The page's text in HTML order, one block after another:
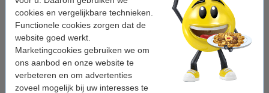
cookies en vergelijkbare technieken.
Functionele cookies zorgen dat de
website goed werkt.
Marketingcookies gebruiken we om
ons aanbod en onze website te
verbeteren en om advertenties
zoveel mogelijk bij uw interesses te
€ 61,50
Tip
Wij adviseren u om deze tape i.p.v. het originele tape te nemen.
Let op: niet geschikt voor de Brother PT-D200, PT-E110VP en PT-P300BT.